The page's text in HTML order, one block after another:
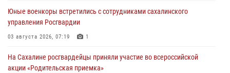
Юные военкоры встретились с сотрудниками сахалинского
управления Росгвардии
03 августа 2026, 07:19 1
На Сахалине росгвардейцы приняли участие во всероссийской
акции «Родительская приемка»